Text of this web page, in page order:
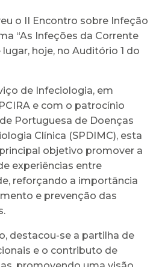
o II Encontro sobre Infeção
“As Infeções da Corrente
lugar, hoje, no Auditório 1 do
de Infeciologia, em
e com o patrocínio
Portuguesa de Doenças
Clínica (SPDIMC), esta
objetivo promover a
experiências entre
reforçando a importância
e prevenção das
destacou-se a partilha de
e o contributo de